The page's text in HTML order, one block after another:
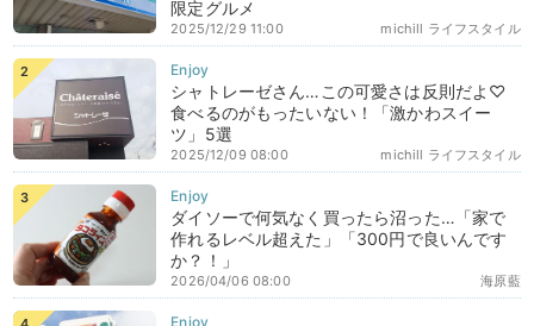
限定グルメ
michill ライフスタイル
2025/12/29 11:00
シャトレーゼさん…この可愛さは反則だよ♡
食べるのがもったいない！「激かわスイー
ツ」5選
michill ライフスタイル
2025/12/09 08:00
ダイソーで何気なく買ったら沼った…「家で
作れるレベル超えた」「300円で良いんです
か？！」
海原藍
2026/04/06 08:00